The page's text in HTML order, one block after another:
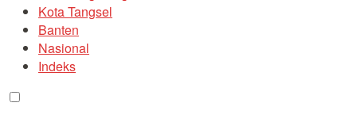
Kota Tangsel
Banten
Nasional
Indeks